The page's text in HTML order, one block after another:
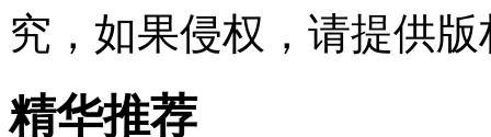
究，如果侵权，请提供
精华推荐